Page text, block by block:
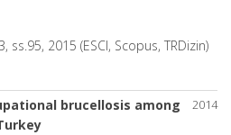
ss.95, 2015 (ESCI, Scopus, TRDizin)
2014
brucellosis among